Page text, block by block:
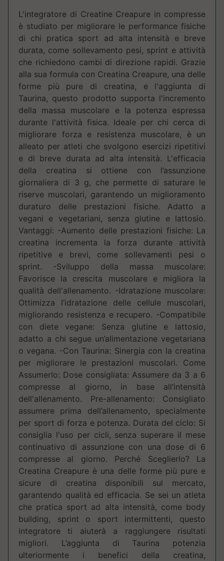
L'integratore di Creatine Creapure in compresse
è studiato per migliorare le performance fisiche
di chi pratica sport ad alta intensità e breve
durata, come sollevamento pesi, sprint e attività
che richiedono cambi di direzione rapidi. Grazie
alla sua formula con Creatina Creapure, una delle
forme più pure di creatina, e l'aggiunta di
Taurina, questo prodotto supporta l'incremento
della massa muscolare e la potenza espressa
durante l'attività fisica. Ideale per chi cerca di
migliorare forza e resistenza muscolare, è un
alleato per atleti che svolgono esercizi ripetitivi
e di breve durata ad alta intensità. L'efficacia
della creatina si ottiene con l’assunzione
giornaliera di 3 g, che permette di saturare le
riserve muscolari, garantendo un miglioramento
duraturo delle prestazioni fisiche. Adatto a
vegani e vegetariani, senza glutine e lattosio.
Vantaggi: -Aumento delle prestazioni fisiche: La
creatina incrementa la forza durante attività
ripetitive e brevi, come sollevamenti pesi o
sprint. -Sviluppo della massa muscolare:
Favorisce la crescita muscolare e migliora la
qualità dell'allenamento. -Idratazione muscolare:
Ottimizza l’idratazione delle cellule muscolari,
migliorando resistenza e recupero. -Compatibile
con diete vegane: Senza glutine e lattosio,
adatto a chi segue un’alimentazione vegetariana
o vegana. -Con Taurina: Sinergia con la creatina
per migliorare le prestazioni muscolari. Come
Assumerlo: Dose consigliata: Assumere da 3 a 6
compresse al giorno, in base all’intensità
dell'allenamento. Pre-allenamento: Consigliato
assumere prima dell’allenamento, specialmente
per sport di forza e potenza. Durata del ciclo: Si
consiglia l'uso per cicli, senza superare il mese
continuativo di assunzione con una dose di 6
compresse al giorno. Perché Sceglierlo? La
Creatina Creapure è una delle forme più pure e
sicure di creatina disponibili sul mercato,
garantendo qualità ed efficacia. Se sei un atleta
che pratica sport ad alta intensità, come body
building, sprint o sport intermittenti, questo
integratore ti aiuterà a raggiungere risultati
migliori. L’aggiunta di Taurina potenzia
ulteriormente i benefici della creatina,